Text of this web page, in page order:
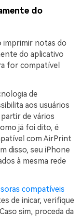
do
imprimir notas do
do aplicativo
for compatível
de
aos usuários
de vários
já foi dito, é
com AirPrint
disso, seu iPhone
à mesma rede
compatíveis
de inicar, verifique
sim, proceda da